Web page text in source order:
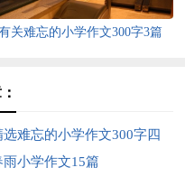
关难忘的小学作文300字3篇
选难忘的小学作文300字四
雨小学作文15篇